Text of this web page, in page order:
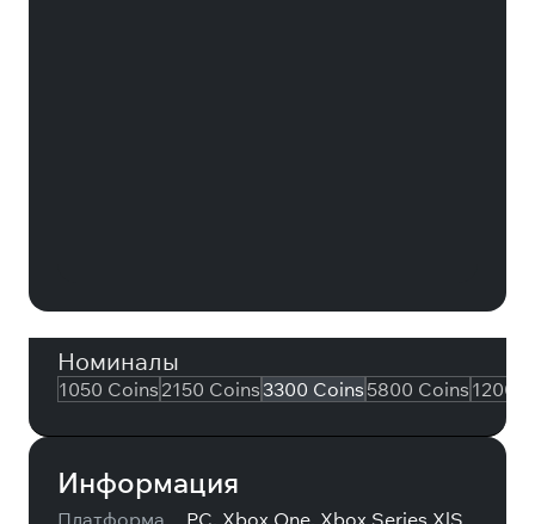
eFootball: 3300 Coins (RU)
Номиналы
1050 Coins 2150 Coins 3300 Coins 5800 Coins 12000
Информация
Платформа
PC, Xbox One, Xbox Series X|S